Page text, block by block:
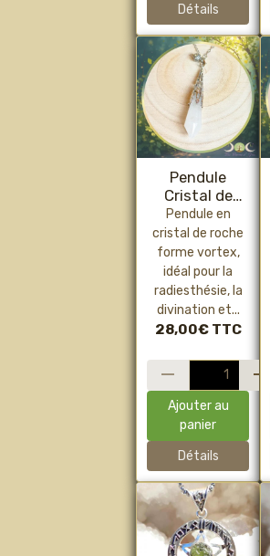
Détails
Pendule
Cristal de
Roche Vortex
–
Radiesthésie,
amplification
et circulation
énergétique
Pendule en
cristal de roche
forme vortex,
idéal pour la
radiesthésie, la
divination et...
28,00€ TTC
Ajouter au
panier
Détails